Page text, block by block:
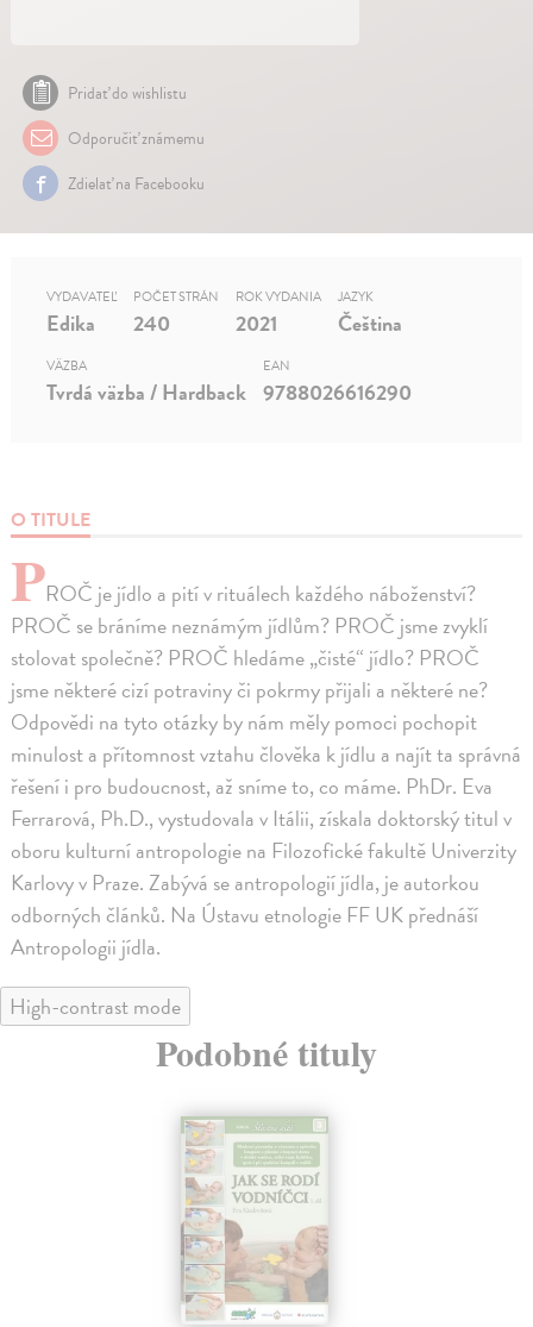
Pridať do wishlistu
Odporučiť známemu
Zdielať na Facebooku
O TITULE
PROČ je jídlo a pití v rituálech každého náboženství?
PROČ se bráníme neznámým jídlům? PROČ jsme zvyklí
stolovat společně? PROČ hledáme „čisté“ jídlo? PROČ
jsme některé cizí potraviny či pokrmy přijali a některé ne?
Odpovědi na tyto otázky by nám měly pomoci pochopit
minulost a přítomnost vztahu člověka k jídlu a najít ta správná
řešení i pro budoucnost, až sníme to, co máme. PhDr. Eva
Ferrarová, Ph.D., vystudovala v Itálii, získala doktorský titul v
oboru kulturní antropologie na Filozofické fakultě Univerzity
Karlovy v Praze. Zabývá se antropologií jídla, je autorkou
odborných článků. Na Ústavu etnologie FF UK přednáší
Antropologii jídla.
VYDAVATEĽ
Edika
POČET STRÁN
240
ROK VYDANIA
2021
JAZYK
Čeština
VÄZBA
Tvrdá väzba / Hardback
EAN
9788026616290
High-contrast mode
Podobné tituly